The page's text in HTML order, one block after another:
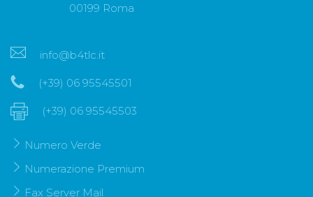
00199 Roma
info@b4tlc.it
(+39) 06 95545501
(+39) 06 95545503
Numero Verde
Numerazione Premium
Fax Server Mail